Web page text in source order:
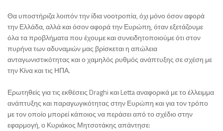
Θα υποστήριζα λοιπόν την ίδια νοοτροπία, όχι μόνο όσον αφορά
την Ελλάδα, αλλά και όσον αφορά την Ευρώπη, όταν εξετάζουμε
όλα τα προβλήματα που έχουμε και συνειδητοποιούμε ότι στον
πυρήνα των αδυναμιών μας βρίσκεται η απώλεια
ανταγωνιστικότητας και ο χαμηλός ρυθμός ανάπτυξης σε σχέση με
την Κίνα και τις ΗΠΑ.
Ερωτηθείς για τις εκθέσεις Draghi και Letta αναφορικά με το έλλειμμα
ανάπτυξης και παραγωγικότητας στην Ευρώπη και για τον τρόπο
με τον οποίο μπορεί κάποιος να περάσει από το σχέδιο στην
εφαρμογή, ο Κυριάκος Μητσοτάκης απάντησε: